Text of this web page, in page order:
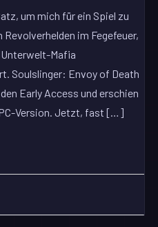
um mich für ein Spiel zu
im Fegefeuer,
Mafia
Soulslinger: Envoy of Death
Early Access und erschien
Version. Jetzt, fast […]